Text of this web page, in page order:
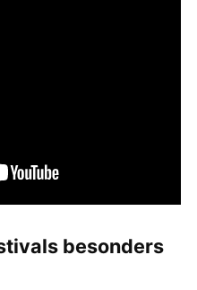
besonders